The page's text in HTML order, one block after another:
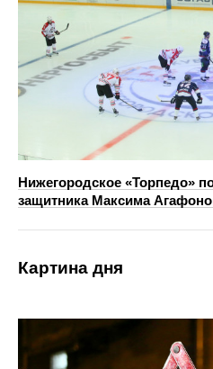
Нижегородское «Торпедо»
защитника Максима
Картина дня